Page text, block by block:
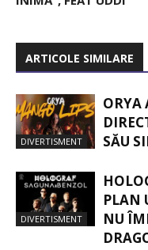
ARTICOLE SIMILARE
DIVERTISMENT
ORYA
SĂU
DIVERTISMENT
PLAN
NU